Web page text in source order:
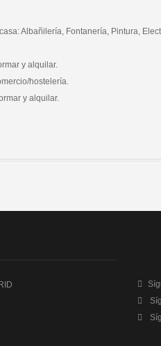
Albañilería, Fontanería, Pintura,
y alquilar.
hostelería.
y alquilar.